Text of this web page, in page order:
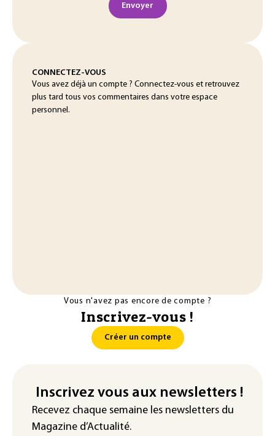
Envoyer
CONNECTEZ-VOUS
Vous avez déjà un compte ? Connectez-vous et retrouvez
plus tard tous vos commentaires dans votre espace
personnel.
Vous n'avez pas encore de compte ?
Inscrivez-vous !
Créer un compte
Inscrivez vous aux newsletters !
Recevez chaque semaine les newsletters du
Magazine d’Actualité.